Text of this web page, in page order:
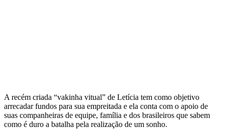
A recém criada “vakinha vitual” de Letícia tem como objetivo
arrecadar fundos para sua empreitada e ela conta com o apoio de
suas companheiras de equipe, família e dos brasileiros que sabem
como é duro a batalha pela realização de um sonho.